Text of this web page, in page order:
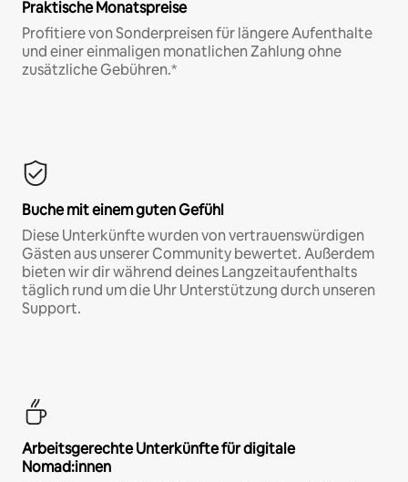
Praktische Monatspreise
Profitiere von Sonderpreisen für längere Aufenthalte
und einer einmaligen monatlichen Zahlung ohne
zusätzliche Gebühren.*
Buche mit einem guten Gefühl
Diese Unterkünfte wurden von vertrauenswürdigen
Gästen aus unserer Community bewertet. Außerdem
bieten wir dir während deines Langzeitaufenthalts
täglich rund um die Uhr Unterstützung durch unseren
Support.
Arbeitsgerechte Unterkünfte für digitale
Nomad:innen